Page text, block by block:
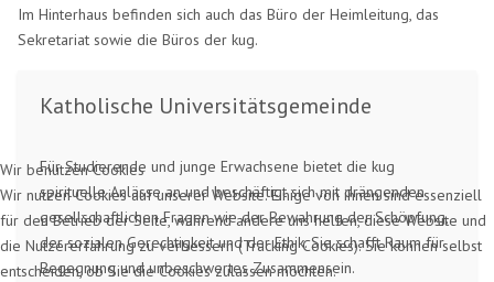
Im Hinterhaus befinden sich auch das Büro der Heimleitung, das
Sekretariat sowie die Büros der kug.
Katholische Universitätsgemeinde
Für Studierende und junge Erwachsene bietet die kug
spirituelle Anlässe an und beschäftigt sich mit drängenden
gesellschaftlichen Fragen wie der Bewahrung der Schöpfung,
der sozialen Gerechtigkeit und der Ethik. Sie schafft Raum für
Begegnung und unbeschwertes Zusammensein.
Wir benutzen Cookies
Wir nutzen Cookies auf unserer Website. Einige von ihnen sind essenziell
für den Betrieb der Seite, während andere uns helfen, diese Website und
die Nutzererfahrung zu verbessern (Tracking Cookies). Sie können selbst
entscheiden, ob Sie die Cookies zulassen möchten.